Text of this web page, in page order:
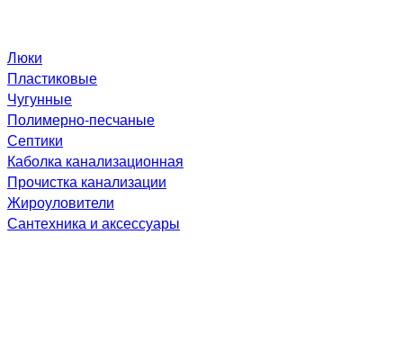
Люки
Пластиковые
Чугунные
Полимерно-песчаные
Септики
Каболка канализационная
Прочистка канализации
Жироуловители
Сантехника и аксессуары